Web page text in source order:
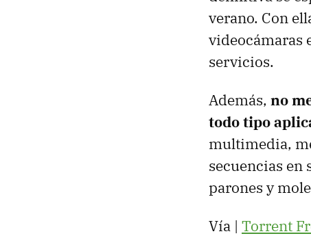
verano. Con
videocámaras
servicios.
Además, no
todo tipo
multimedia,
secuencias en
parones y
Vía | Torrent